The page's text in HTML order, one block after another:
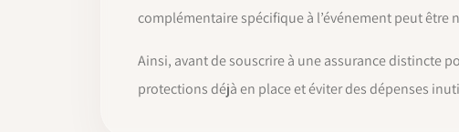
complémentaire spécifique à l’événement peut être
Ainsi, avant de souscrire à une assurance distincte
protections déjà en place et éviter des dépenses